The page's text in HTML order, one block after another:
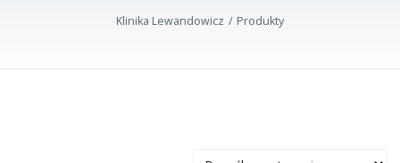
Klinika Lewandowicz Produkty